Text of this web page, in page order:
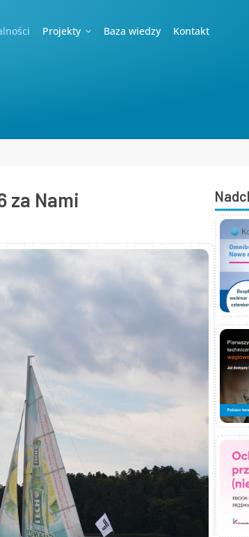
Projekty Baza wiedzy Kontakt
za Nami